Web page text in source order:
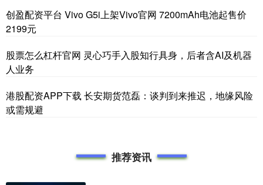
创盈配资平台 Vivo G5i上架Vivo官网 7200mAh电池起售价
2199元
股票怎么杠杆官网 灵心巧手入股知行具身，后者含AI及机器
人业务
港股配资APP下载 长安期货范磊：谈判到来推迟，地缘风险
或需规避
推荐资讯